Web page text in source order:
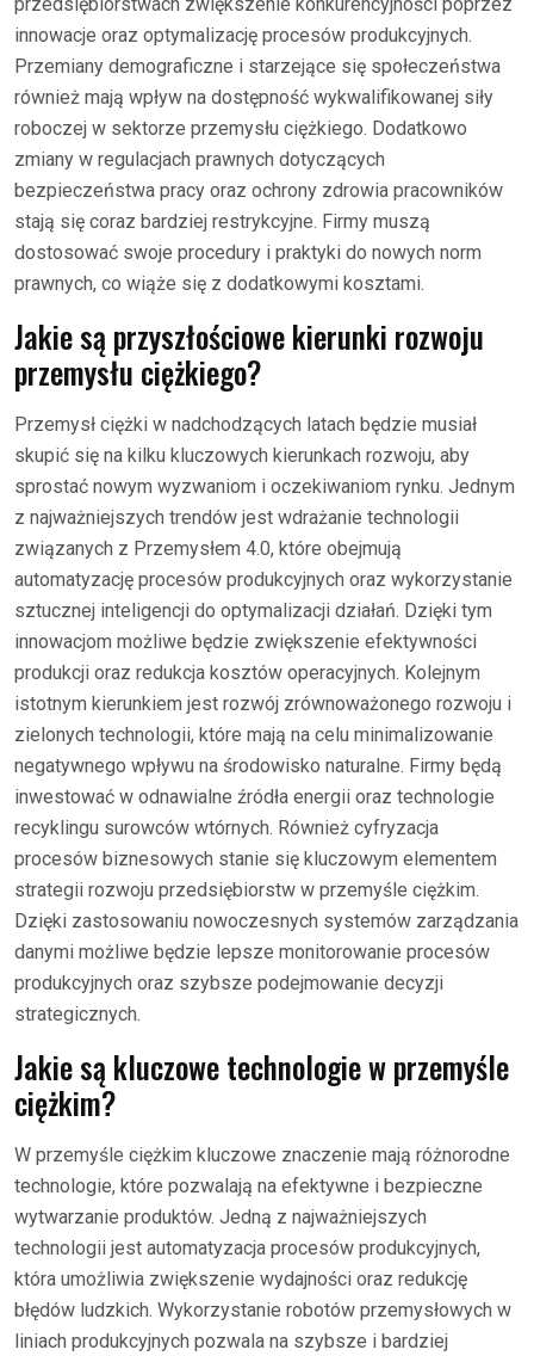
innowacje oraz optymalizację procesów produkcyjnych.
Przemiany demograficzne i starzejące się społeczeństwa
również mają wpływ na dostępność wykwalifikowanej siły
roboczej w sektorze przemysłu ciężkiego. Dodatkowo
zmiany w regulacjach prawnych dotyczących
bezpieczeństwa pracy oraz ochrony zdrowia pracowników
stają się coraz bardziej restrykcyjne. Firmy muszą
dostosować swoje procedury i praktyki do nowych norm
prawnych, co wiąże się z dodatkowymi kosztami.
Jakie są przyszłościowe kierunki rozwoju
przemysłu ciężkiego?
Przemysł ciężki w nadchodzących latach będzie musiał
skupić się na kilku kluczowych kierunkach rozwoju, aby
sprostać nowym wyzwaniom i oczekiwaniom rynku. Jednym
z najważniejszych trendów jest wdrażanie technologii
związanych z Przemysłem 4.0, które obejmują
automatyzację procesów produkcyjnych oraz wykorzystanie
sztucznej inteligencji do optymalizacji działań. Dzięki tym
innowacjom możliwe będzie zwiększenie efektywności
produkcji oraz redukcja kosztów operacyjnych. Kolejnym
istotnym kierunkiem jest rozwój zrównoważonego rozwoju i
zielonych technologii, które mają na celu minimalizowanie
negatywnego wpływu na środowisko naturalne. Firmy będą
inwestować w odnawialne źródła energii oraz technologie
recyklingu surowców wtórnych. Również cyfryzacja
procesów biznesowych stanie się kluczowym elementem
strategii rozwoju przedsiębiorstw w przemyśle ciężkim.
Dzięki zastosowaniu nowoczesnych systemów zarządzania
danymi możliwe będzie lepsze monitorowanie procesów
produkcyjnych oraz szybsze podejmowanie decyzji
strategicznych.
Jakie są kluczowe technologie w przemyśle
ciężkim?
W przemyśle ciężkim kluczowe znaczenie mają różnorodne
technologie, które pozwalają na efektywne i bezpieczne
wytwarzanie produktów. Jedną z najważniejszych
technologii jest automatyzacja procesów produkcyjnych,
która umożliwia zwiększenie wydajności oraz redukcję
błędów ludzkich. Wykorzystanie robotów przemysłowych w
liniach produkcyjnych pozwala na szybsze i bardziej